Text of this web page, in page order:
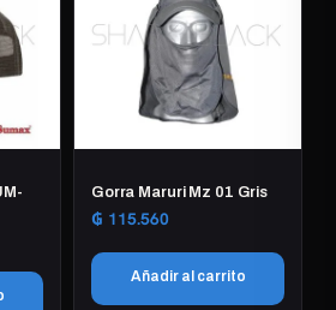
Gorra Maruri Mz 01 Gris
₲ 115.560
Añadir al carrito